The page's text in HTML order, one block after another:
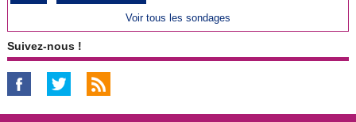
Voir tous les sondages
Suivez-nous !